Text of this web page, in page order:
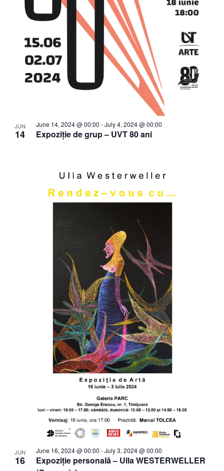
JUN
14 Expoziție de grup – UVT 80 ani
June 14, 2024 @ 00:00 -July 4, 2024 @ 00:00
JUN
16
Expoziție personală – Ulla WESTERWELLER
June 16, 2024 @ 00:00 -July 3, 2024 @ 00:00